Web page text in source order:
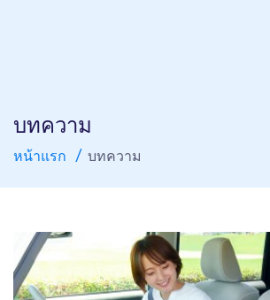
บทความ
หน้าแรก บทความ